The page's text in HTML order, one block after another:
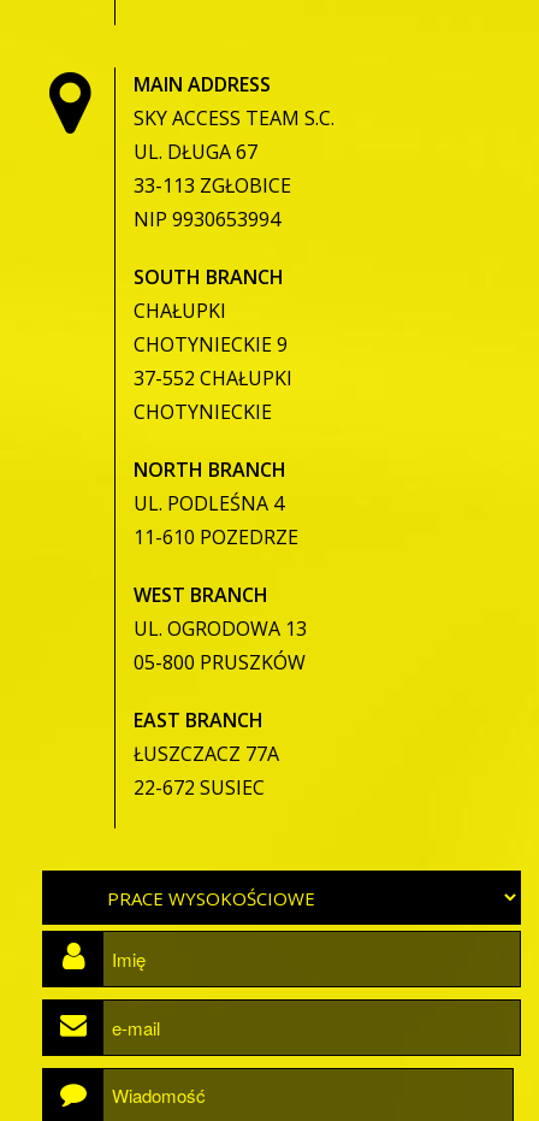
MAIN ADDRESS
SKY ACCESS TEAM S.C.
UL. DŁUGA 67
33-113 ZGŁOBICE
NIP 9930653994
SOUTH BRANCH
CHAŁUPKI
CHOTYNIECKIE 9
37-552 CHAŁUPKI
CHOTYNIECKIE
NORTH BRANCH
UL. PODLEŚNA 4
11-610 POZEDRZE
WEST BRANCH
UL. OGRODOWA 13
05-800 PRUSZKÓW
EAST BRANCH
ŁUSZCZACZ 77A
22-672 SUSIEC